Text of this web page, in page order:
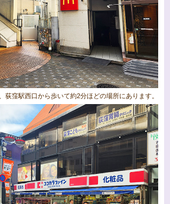
荻窪駅西口から歩いて約2分ほどの場所にあります。